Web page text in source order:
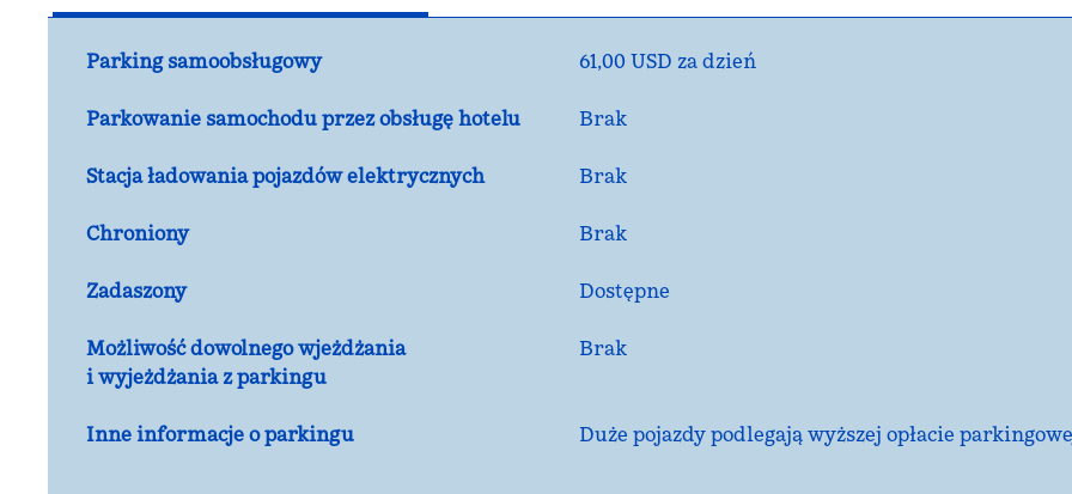
Parking samoobsługowy 61,00 USD za dzień
Parkowanie samochodu przez obsługę hotelu Brak
Stacja ładowania pojazdów elektrycznych Brak
Chroniony Brak
Zadaszony Dostępne
Możliwość dowolnego wjeżdżania
i wyjeżdżania z parkingu
Brak
Inne informacje o parkingu Duże pojazdy podlegają wyższej opłacie